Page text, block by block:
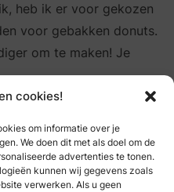
cookies!
om informatie over je
We doen dit met als doel om de
advertenties te tonen.
kunnen wij gegevens zoals
verwerken. Als u geen
heb ik er voor gekozen
voor gebakken donuts.
om te maken! Je